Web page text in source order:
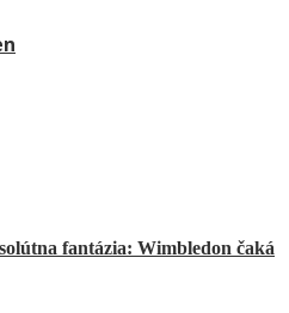
fantázia: Wimbledon čaká